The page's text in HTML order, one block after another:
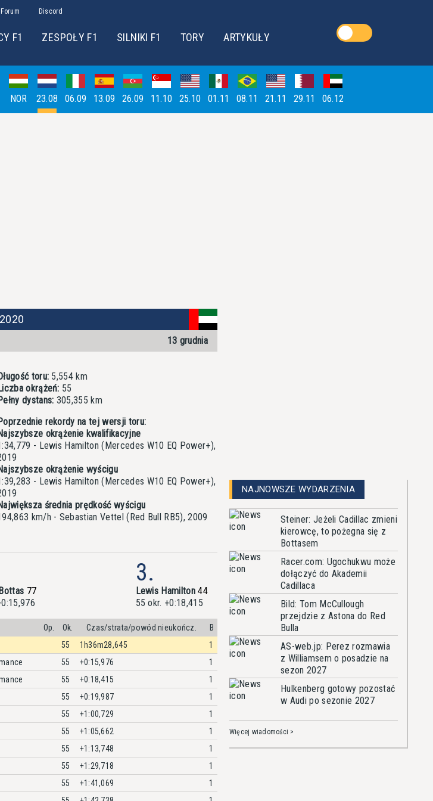
Forum Discord
F1 ZESPOŁY F1 SILNIKI F1 TORY ARTYKUŁY
NOR 23.08 06.09 13.09 26.09 11.10 25.10 01.11 08.11 21.11 29.11 06.12
13 grudnia
toru: 5,554 km
okrążeń: 55
dystans: 305,355 km
rekordy na tej wersji toru:
okrążenie kwalifikacyjne
- Lewis Hamilton (Mercedes W10 EQ Power+),
okrążenie wyścigu
- Lewis Hamilton (Mercedes W10 EQ Power+),
średnia prędkość wyścigu
km/h - Sebastian Vettel (Red Bull RB5), 2009
77
3.
Lewis Hamilton 44
55 okr. +0:18,415
Op. Ok. Czas/strata/powód nieukończ.
B
55 1h36m28,645
1
55 +0:15,976
1
55 +0:18,415
1
55 +0:19,987
1
55 +1:00,729
1
55 +1:05,662
1
55 +1:13,748
1
55 +1:29,718
1
55 +1:41,069
1
NAJNOWSZE WYDARZENIA
Steiner: Jeżeli Cadillac zmieni
kierowcę, to pożegna się z
Bottasem
Racer.com: Ugochukwu może
dołączyć do Akademii
Cadillaca
Bild: Tom McCullough
przejdzie z Astona do Red
Bulla
AS-web.jp: Perez rozmawia
z Williamsem o posadzie na
sezon 2027
Hulkenberg gotowy pozostać
w Audi po sezonie 2027
Więcej wiadomości >